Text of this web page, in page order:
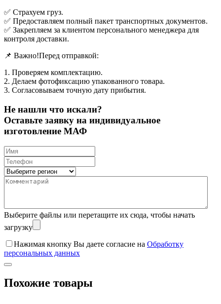
✅ Страхуем груз.
✅ Предоставляем полный пакет транспортных документов.
✅ Закрепляем за клиентом персонального менеджера для
контроля доставки.
📌 Важно!Перед отправкой:
1. Проверяем комплектацию.
2. Делаем фотофиксацию упакованного товара.
3. Согласовываем точную дату прибытия.
Не нашли что искали?
Оставьте заявку на индивидуальное
изготовление МАФ
Выберите файлы или перетащите их сюда, чтобы начать
загрузку
Нажимая кнопку Вы даете согласие на Обработку
персональных данных
Похожие товары